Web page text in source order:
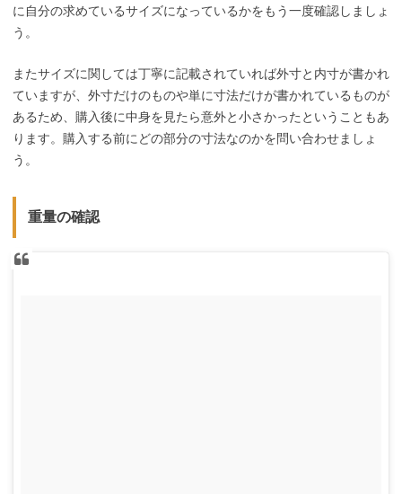
に自分の求めているサイズになっているかをもう一度確認しましょ
う。
またサイズに関しては丁寧に記載されていれば外寸と内寸が書かれ
ていますが、外寸だけのものや単に寸法だけが書かれているものが
あるため、購入後に中身を見たら意外と小さかったということもあ
ります。購入する前にどの部分の寸法なのかを問い合わせましょ
う。
重量の確認